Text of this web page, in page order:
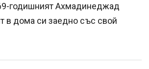
годишният Ахмадинеджад
в дома си заедно със свой